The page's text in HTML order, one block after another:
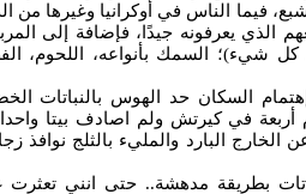
فيما الناس في أوكرانيا وغيرها من
الذي يعرفونه جيدًا، فإضافة إلى
شيء)؛ السمك بأنواعه، اللحوم،
السكان حد الهوس بالنباتات
أربعة في كيرتش ولم اصادف بيتا
البارد والمليء بالثلج نوافذ
بطريقة مدهشة.. حتى انني تعثرت